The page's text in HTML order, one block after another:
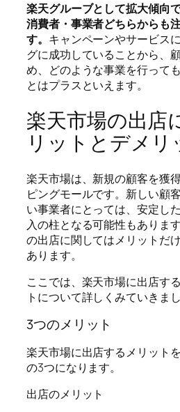
楽天グルーブとして拡大傾向
消費者・事業者どちらからも
す。 キャンペーンやサービス
グに成功していることから、
め、どのような事業を行って
とはプラスといえます。
楽天市場の出店
リットとデメリ
楽天市場は、新規の顧客を獲
ピングモールです。新しい顧
い事業者にとっては、安定し
入の柱となる可能性もありま
の出店に関してはメリットだ
あります。
ここでは、楽天市場に出店す
トについて詳しくみていきまし
3つのメリット
楽天市場に出店するメリット
の3つになります。
出店のメリット